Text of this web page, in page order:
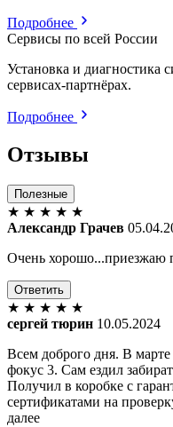
Подробнее
Сервисы по всей России
Установка и диагностика
сервисах-партнёрах.
Подробнее
Отзывы
Полезные
★ ★ ★ ★ ★
Александр Грачев
Очень хорошо...приезжаю
Ответить
★ ★ ★ ★ ★
сергей тюрин 10.05.2024
Всем доброго дня. В
фокус 3. Сам ездил
Получил в коробке с
сертификатами на
далее